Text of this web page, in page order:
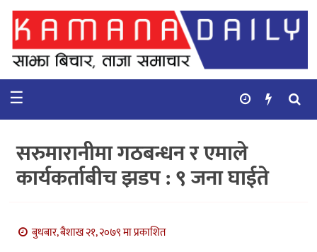
गृहपृष्ठ
समाचार
कुराकानी
बाणिज्य
☰
सरुमारानीमा गठबन्धन र एमाले
कार्यकर्ताबीच झडप : ९ जना घाईते
बुधबार, बैशाख २१, २०७९ मा प्रकाशित